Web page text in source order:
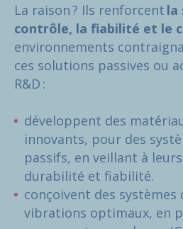
La raison ? Ils renforcent la
contrôle, la fiabilité et le
environnements
ces solutions passives ou
R&D :
développent des
innovants, pour des
passifs, en veillant à
durabilité et fiabilité.
conçoivent des systèmes
vibrations optimaux, en